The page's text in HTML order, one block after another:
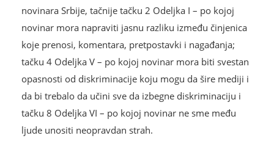
novinara Srbije, tačnije tačku 2 Odeljka I – po kojoj
novinar mora napraviti jasnu razliku između činjenica
koje prenosi, komentara, pretpostavki i nagađanja;
tačku 4 Odeljka V – po kojoj novinar mora biti svestan
opasnosti od diskriminacije koju mogu da šire mediji i
da bi trebalo da učini sve da izbegne diskriminaciju i
tačku 8 Odeljka VI – po kojoj novinar ne sme među
ljude unositi neopravdan strah.